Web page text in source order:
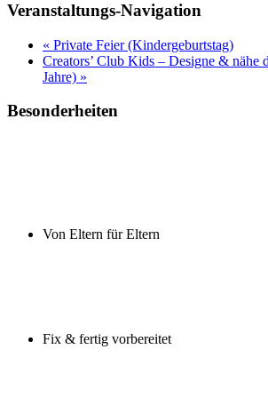
Veranstaltungs-Navigation
« Private Feier (Kindergeburtstag)
Creators’ Club Kids – Designe & nähe
Jahre) »
Besonderheiten
Von Eltern für Eltern
Fix & fertig vorbereitet